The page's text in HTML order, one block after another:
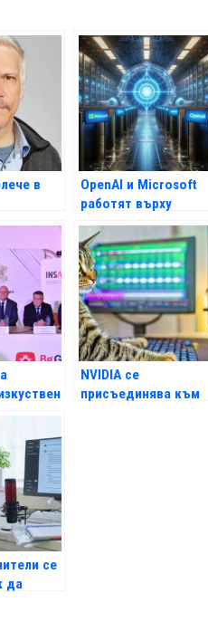
в
учен в
OpenAI и Microsoft
работят върху
суперкомпютър с AI
за 100 млрд. долара
NVIDIA се
присъединява към
се
да